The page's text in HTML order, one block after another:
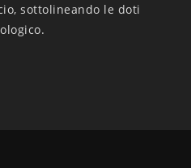
sottolineando le doti